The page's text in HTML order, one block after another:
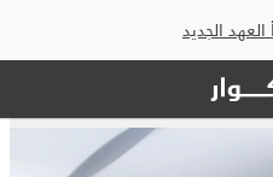
العهد الجديد